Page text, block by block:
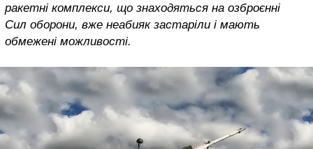
ракетні комплекси, що знаходяться на озброєнні
Сил оборони, вже неабияк застаріли і мають
обмежені можливості.